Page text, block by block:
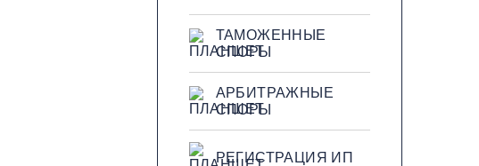
ТАМОЖЕННЫЕ
СПОРЫ
АРБИТРАЖНЫЕ
СПОРЫ
РЕГИСТРАЦИЯ ИП